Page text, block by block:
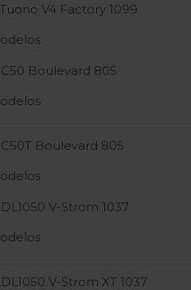
V4 Factory 1099
C50 Boulevard 805
C50T Boulevard 805
V-Strom 1037
V-Strom XT 1037